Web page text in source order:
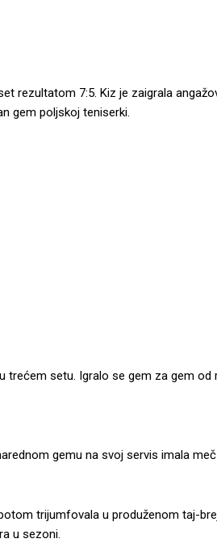
rezultatom 7:5. Kiz je zaigrala
gem poljskoj teniserki.
trećem setu. Igralo se gem za gem od
gemu na svoj servis imala
trijumfovala u produženom taj-
u sezoni.